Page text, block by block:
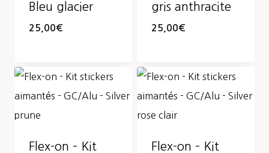
Bleu glacier
25,00€
gris anthracite
25,00€
Flex-on – Kit
Flex-on – Kit